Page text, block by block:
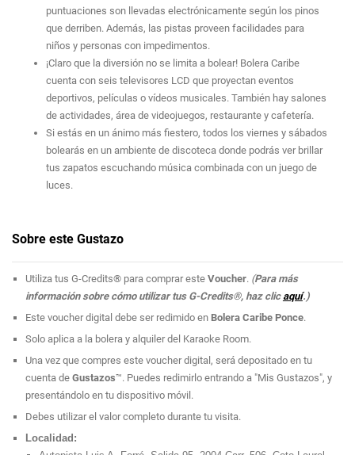
puntuaciones son llevadas electrónicamente según los pinos
que derriben. Además, las pistas proveen facilidades para
niños y personas con impedimentos.
¡Claro que la diversión no se limita a bolear! Bolera Caribe
cuenta con seis televisores LCD que proyectan eventos
deportivos, películas o vídeos musicales. También hay salones
de actividades, área de videojuegos, restaurante y cafetería.
Si estás en un ánimo más fiestero, todos los viernes y sábados
bolearás en un ambiente de discoteca donde podrás ver brillar
tus zapatos escuchando música combinada con un juego de
luces.
Sobre este Gustazo
Utiliza tus G-Credits® para comprar este Voucher. (Para más
información sobre cómo utilizar tus G-Credits®, haz clic aquí.)
Este voucher digital debe ser redimido en Bolera Caribe Ponce.
Solo aplica a la bolera y alquiler del Karaoke Room.
Una vez que compres este voucher digital, será depositado en tu
cuenta de Gustazos™. Puedes redimirlo entrando a "Mis Gustazos", y
presentándolo en tu dispositivo móvil.
Debes utilizar el valor completo durante tu visita.
Localidad: